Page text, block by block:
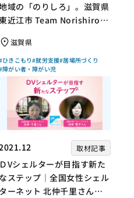
域の「のりしろ」。滋賀県
近江市 Team Norishiroの
滋賀県
ひきこもり#就労支援#居場所づくり
障がい者・障がい児
取材記事
ＤVシェルターが目指す新た
なステップ｜全国女性シェル
ターネット 北仲千里さん×